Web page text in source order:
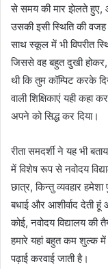
से समय की मार झेलते हुए,
उसकी इसी स्थिति की
साथ स्कूल में भी विपरीत
जिससे वह बहुत दुखी
थी कि तुम कॉम्पिट करके
वाली शिक्षिकाएं यही
अपने को सिद्ध कर दिया।
रीता समदर्शी ने यह भी
में विशेष रूप से नवोदय
छात्र, किन्तु व्यवहार
बधाई और आशीर्वाद देती
कोई, नवोदय विद्यालय की
हमारे यहां बहुत कम शुल्क
पढ़ाई करवाई जाती है।